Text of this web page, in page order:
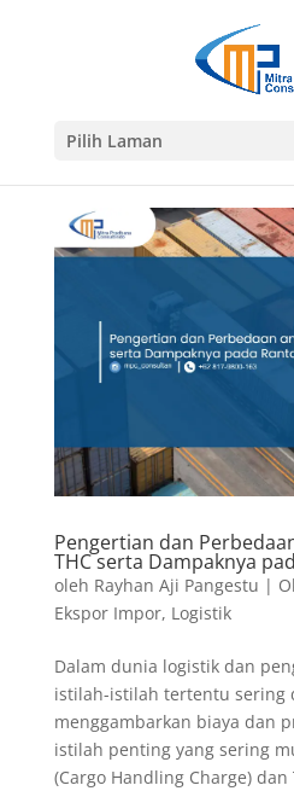
Pilih Laman
Pengertian dan
THC serta Dampaknya
oleh Rayhan Aji Pangestu |
Ekspor Impor, Logistik
Dalam dunia logistik dan
istilah-istilah tertentu sering
menggambarkan biaya dan
istilah penting yang sering
(Cargo Handling Charge)